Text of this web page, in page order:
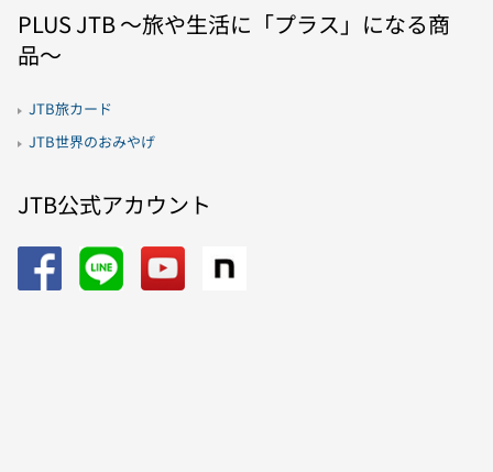
PLUS JTB 〜旅や生活に「プラス」になる商
品〜
JTB旅カード
JTB世界のおみやげ
JTB公式アカウント